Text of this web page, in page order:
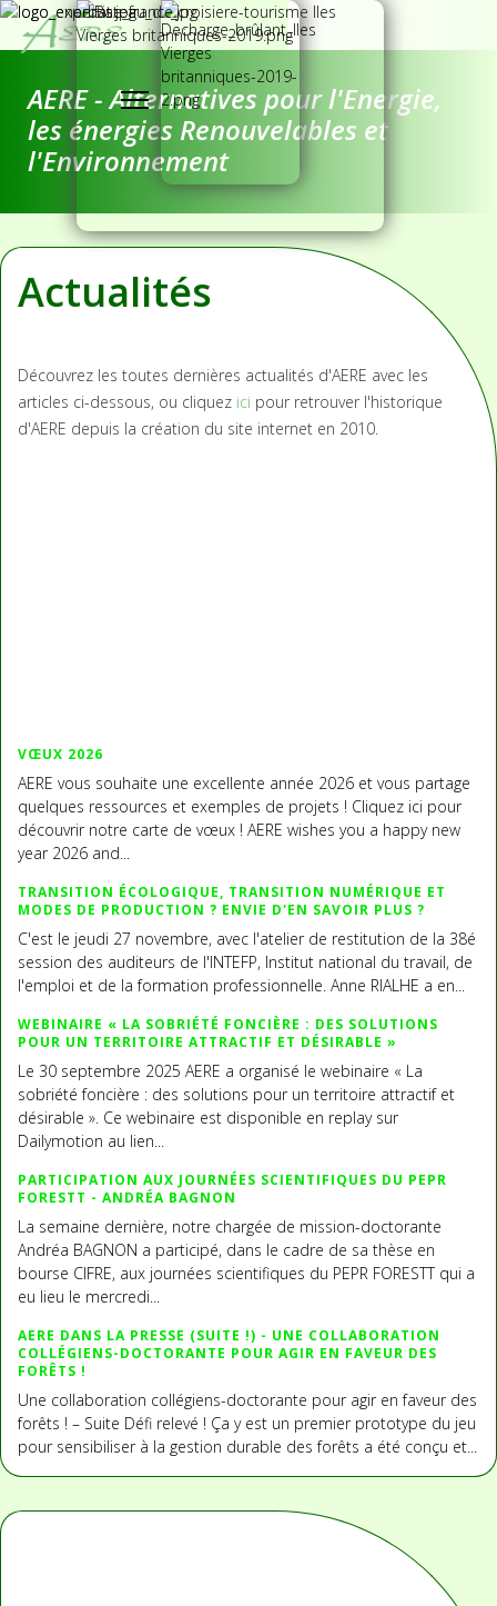
AERE - Alternatives pour l'Energie,
les énergies Renouvelables et
l'Environnement
Actualités
Découvrez les toutes dernières actualités d'AERE avec les
articles ci-dessous, ou cliquez ici pour retrouver l'historique
d'AERE depuis la création du site internet en 2010.
VŒUX 2026
AERE vous souhaite une excellente année 2026 et vous partage
quelques ressources et exemples de projets ! Cliquez ici pour
découvrir notre carte de vœux ! AERE wishes you a happy new
year 2026 and...
TRANSITION ÉCOLOGIQUE, TRANSITION NUMÉRIQUE ET
MODES DE PRODUCTION ? ENVIE D'EN SAVOIR PLUS ?
C'est le jeudi 27 novembre, avec l'atelier de restitution de la 38é
session des auditeurs de l'INTEFP, Institut national du travail, de
l'emploi et de la formation professionnelle. Anne RIALHE a en...
WEBINAIRE « LA SOBRIÉTÉ FONCIÈRE : DES SOLUTIONS
POUR UN TERRITOIRE ATTRACTIF ET DÉSIRABLE »
Le 30 septembre 2025 AERE a organisé le webinaire « La
sobriété foncière : des solutions pour un territoire attractif et
désirable ». Ce webinaire est disponible en replay sur
Dailymotion au lien...
PARTICIPATION AUX JOURNÉES SCIENTIFIQUES DU PEPR
FORESTT - ANDRÉA BAGNON
La semaine dernière, notre chargée de mission-doctorante
Andréa BAGNON a participé, dans le cadre de sa thèse en
bourse CIFRE, aux journées scientifiques du PEPR FORESTT qui a
eu lieu le mercredi...
AERE DANS LA PRESSE (SUITE !) - UNE COLLABORATION
COLLÉGIENS-DOCTORANTE POUR AGIR EN FAVEUR DES
FORÊTS !
Une collaboration collégiens-doctorante pour agir en faveur des
forêts ! – Suite Défi relevé ! Ça y est un premier prototype du jeu
pour sensibiliser à la gestion durable des forêts a été conçu et...